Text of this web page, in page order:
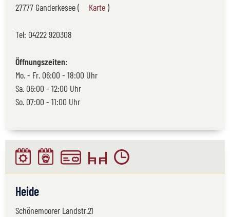
27777 Ganderkesee (
Karte )
Tel: 04222 920308
Öffnungszeiten:
Mo. - Fr. 06:00 - 18:00 Uhr
Sa. 06:00 - 12:00 Uhr
So. 07:00 - 11:00 Uhr
Heide
Schönemoorer Landstr.21